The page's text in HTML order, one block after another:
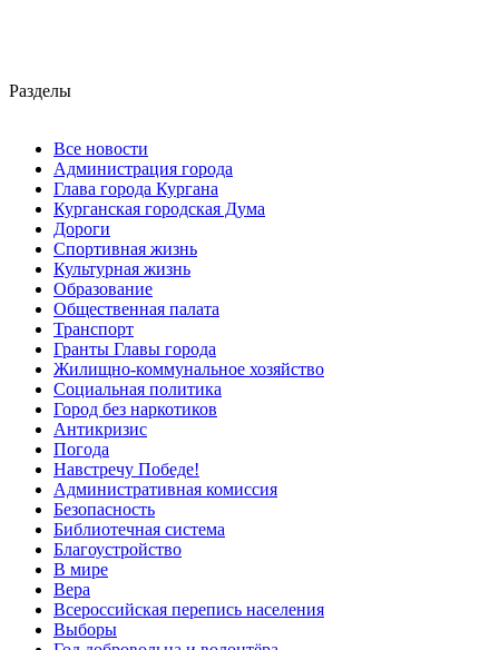
Разделы
Все новости
Администрация города
Глава города Кургана
Курганская городская Дума
Дороги
Спортивная жизнь
Культурная жизнь
Образование
Общественная палата
Транспорт
Гранты Главы города
Жилищно-коммунальное хозяйство
Социальная политика
Город без наркотиков
Антикризис
Погода
Навстречу Победе!
Административная комиссия
Безопасность
Библиотечная система
Благоустройство
В мире
Вера
Всероссийская перепись населения
Выборы